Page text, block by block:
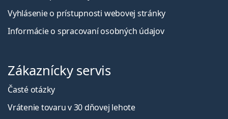
Vyhlásenie o prístupnosti webovej stránky
Informácie o spracovaní osobných údajov
Zákaznícky servis
Časté otázky
Vrátenie tovaru v 30 dňovej lehote